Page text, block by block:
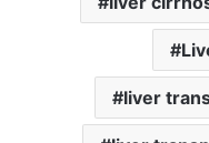
liver